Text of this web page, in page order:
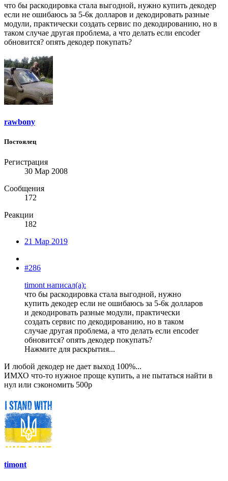
что бы раскодировка стала выгодной, нужно купить декодер
если не ошибаюсь за 5-6к долларов и декодировать разные
модули, практически создать сервис по декодированию, но в
таком случае другая проблема, а что делать если encoder
обновится? опять декодер покупать?
rawbony
Постоялец
Регистрация
30 Мар 2008
Сообщения
172
Реакции
182
21 Мар 2019
#286
timont написал(а):
что бы раскодировка стала выгодной, нужно
купить декодер если не ошибаюсь за 5-6к долларов
и декодировать разные модули, практически
создать сервис по декодированию, но в таком
случае другая проблема, а что делать если encoder
обновится? опять декодер покупать?
Нажмите для раскрытия...
И любой декодер не дает выход 100%...
ИМХО что-то нужное проще купить, а не пытаться найти в
нул или сэкономить 500р
timont